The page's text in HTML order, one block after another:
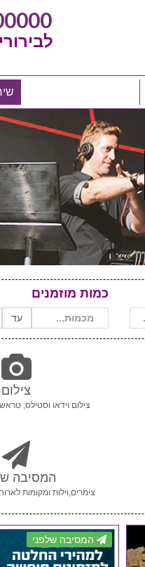
כמות מוזמנים
עד
צילום
צילום וידאו וסטילס,
המסיבה
צימרים,וילות ומקומות
המסיבה שלפני